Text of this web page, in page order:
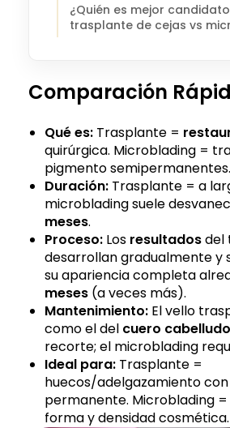
¿Quién es mejor
trasplante de cejas vs
Comparación
Qué es: Trasplante =
quirúrgica. Microblading =
pigmento semipermanentes.
Duración: Trasplante = a
microblading suele
meses.
Proceso: Los resultadosdel
desarrollan gradualmente y
su apariencia completa
meses (a veces más).
Mantenimiento: El vello
como el del cuero cabelludo
recorte; el microblading
Ideal para: Trasplante =
huecos/adelgazamiento
permanente. Microblading
forma y densidad cosmética.